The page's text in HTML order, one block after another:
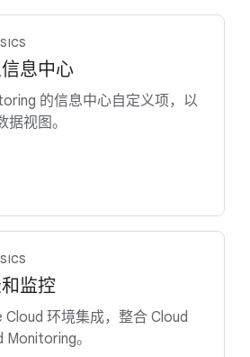
息中心
的信息中心自定义项，以
视图。
监控
环境集成，整合 Cloud
。